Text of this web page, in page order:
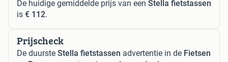
De huidige gemiddelde prijs van een Stella fietstassen
is € 112.
Prijscheck
De duurste Stella fietstassen advertentie in de Fietsen